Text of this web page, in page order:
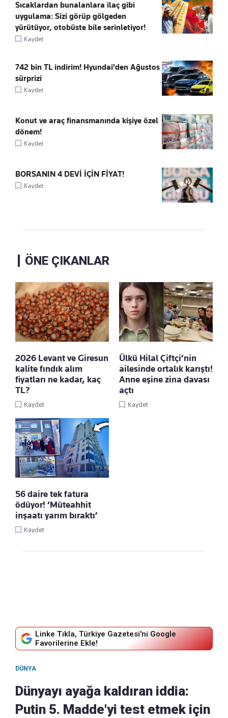
Sıcaklardan bunalanlara ilaç gibi
uygulama: Sizi görüp gölgeden
yürütüyor, otobüste bile serinletiyor!
Kaydet
742 bin TL indirim! Hyundai'den Ağustos
sürprizi
Kaydet
Konut ve araç finansmanında kişiye özel
dönem!
Kaydet
BORSANIN 4 DEVİ İÇİN FİYAT!
Kaydet
ÖNE ÇIKANLAR
2026 Levant ve Giresun
kalite fındık alım
fiyatları ne kadar, kaç
TL?
Kaydet
Ülkü Hilal Çiftçi’nin
ailesinde ortalık karıştı!
Anne eşine zina davası
açtı
Kaydet
56 daire tek fatura
ödüyor! ‘Müteahhit
inşaatı yarım bıraktı’
Kaydet
Linke Tıkla, Türkiye Gazetesi'ni Google
Favorilerine Ekle!
DÜNYA
Dünyayı ayağa kaldıran iddia:
Putin 5. Madde'yi test etmek için